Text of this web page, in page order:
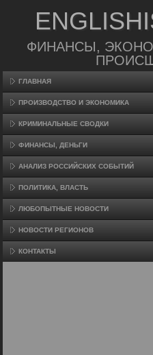
ФИНАНСЫ,
ГЛАВНАЯ
ПРОИЗВΟДСТВО И ЭКОНОМИКА
КРИМИНАЛЬНЫЕ СВОДКИ
ФИНАНСЫ, ДЕНЬГИ
АНАЛИЗ РОССИЙСКИХ СОБЫТИЙ
ПОЛИТИКА, ВЛАСТЬ
ЛЮБОПЫТНЫЕ НОВОСТИ
НОВОСТИ РЕГИОНОВ
КОНТАКТЫ